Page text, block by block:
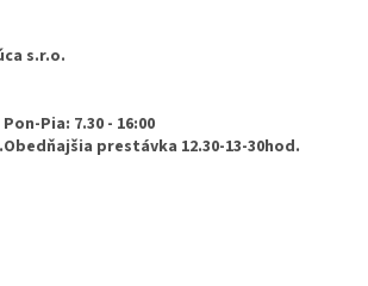
s.r.o.
Pia: 7.30 - 16:00
prestávka 12.30-13-30hod.